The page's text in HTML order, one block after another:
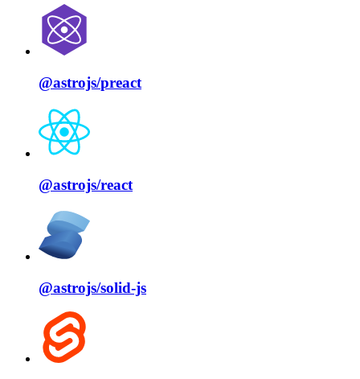
@astrojs/preact
@astrojs/react
@astrojs/solid⁠-⁠js